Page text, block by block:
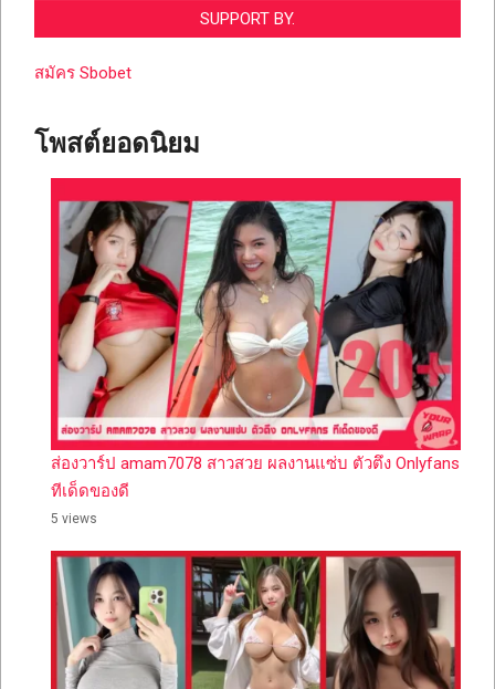
SUPPORT BY.
สมัคร Sbobet
โพสต์ยอดนิยม
ส่องวาร์ป amam7078 สาวสวย ผลงานแซ่บ ตัวตึง Onlyfans
ทีเด็ดของดี
5 views